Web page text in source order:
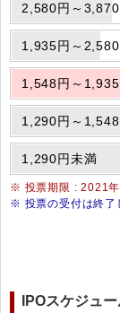
2,580円～3,870
1,935円～2,580
1,548円～1,935
1,290円～1,548
1,290円未満
※ 投票期限 : 2021
※ 投票の受付は終了
IPOスケジュ